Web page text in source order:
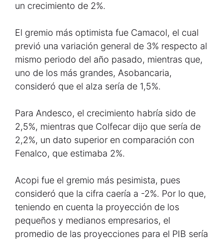
un crecimiento de 2%.
El gremio más optimista fue Camacol, el cual
previó una variación general de 3% respecto al
mismo periodo del año pasado, mientras que,
uno de los más grandes, Asobancaria,
consideró que el alza sería de 1,5%.
Para Andesco, el crecimiento habría sido de
2,5%, mientras que Colfecar dijo que sería de
2,2%, un dato superior en comparación con
Fenalco, que estimaba 2%.
Acopi fue el gremio más pesimista, pues
consideró que la cifra caería a -2%. Por lo que,
teniendo en cuenta la proyección de los
pequeños y medianos empresarios, el
promedio de las proyecciones para el PIB sería